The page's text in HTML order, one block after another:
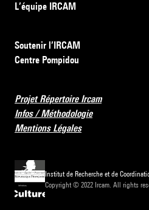
L’équipe IRCAM
Soutenir l’IRCAM
Centre Pompidou
Projet Répertoire Ircam
Infos / Méthodologie
Mentions Légales
Institut de Recherche et de
Copyright © 2022 Ircam. All rights